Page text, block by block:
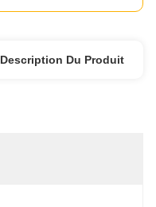
Description Du Produit